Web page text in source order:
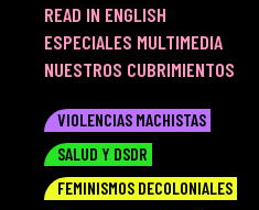
READ IN ENGLISH
ESPECIALES MULTIMEDIA
NUESTROS CUBRIMIENTOS
VIOLENCIAS MACHISTAS
SALUD Y DSDR
FEMINISMOS DECOLONIALES